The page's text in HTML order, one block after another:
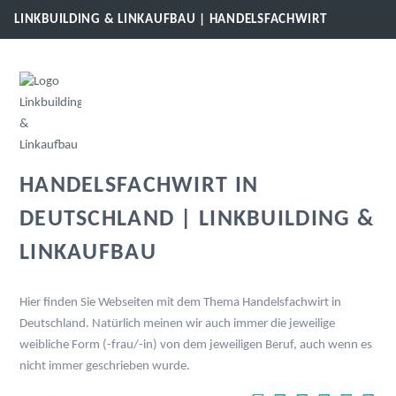
LINKBUILDING & LINKAUFBAU | HANDELSFACHWIRT
HANDELSFACHWIRT IN
DEUTSCHLAND | LINKBUILDING &
LINKAUFBAU
Hier finden Sie Webseiten mit dem Thema Handelsfachwirt in
Deutschland. Natürlich meinen wir auch immer die jeweilige
weibliche Form (-frau/-in) von dem jeweiligen Beruf, auch wenn es
nicht immer geschrieben wurde.